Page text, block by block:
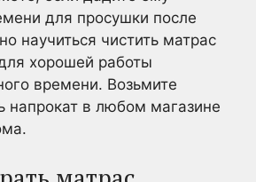
для просушки после
научиться чистить матрас
хорошей работы
времени. Возьмите
напрокат в любом магазине